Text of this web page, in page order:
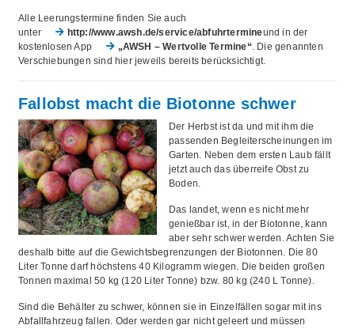
Alle Leerungstermine finden Sie auch
unter
http://www.awsh.de/service/abfuhrtermineund in der
kostenlosen App
„AWSH – Wertvolle Termine“. Die genannten
Verschiebungen sind hier jeweils bereits berücksichtigt.
Fallobst macht die Biotonne schwer
Der Herbst ist da und mit ihm die
passenden Begleiterscheinungen im
Garten. Neben dem ersten Laub fällt
jetzt auch das überreife Obst zu
Boden.
Das landet, wenn es nicht mehr
genießbar ist, in der Biotonne, kann
aber sehr schwer werden. Achten Sie
deshalb bitte auf die Gewichtsbegrenzungen der Biotonnen. Die 80
Liter Tonne darf höchstens 40 Kilogramm wiegen. Die beiden großen
Tonnen maximal 50 kg (120 Liter Tonne) bzw. 80 kg (240 L Tonne).
Sind die Behälter zu schwer, können sie in Einzelfällen sogar mit ins
Abfallfahrzeug fallen. Oder werden gar nicht geleert und müssen